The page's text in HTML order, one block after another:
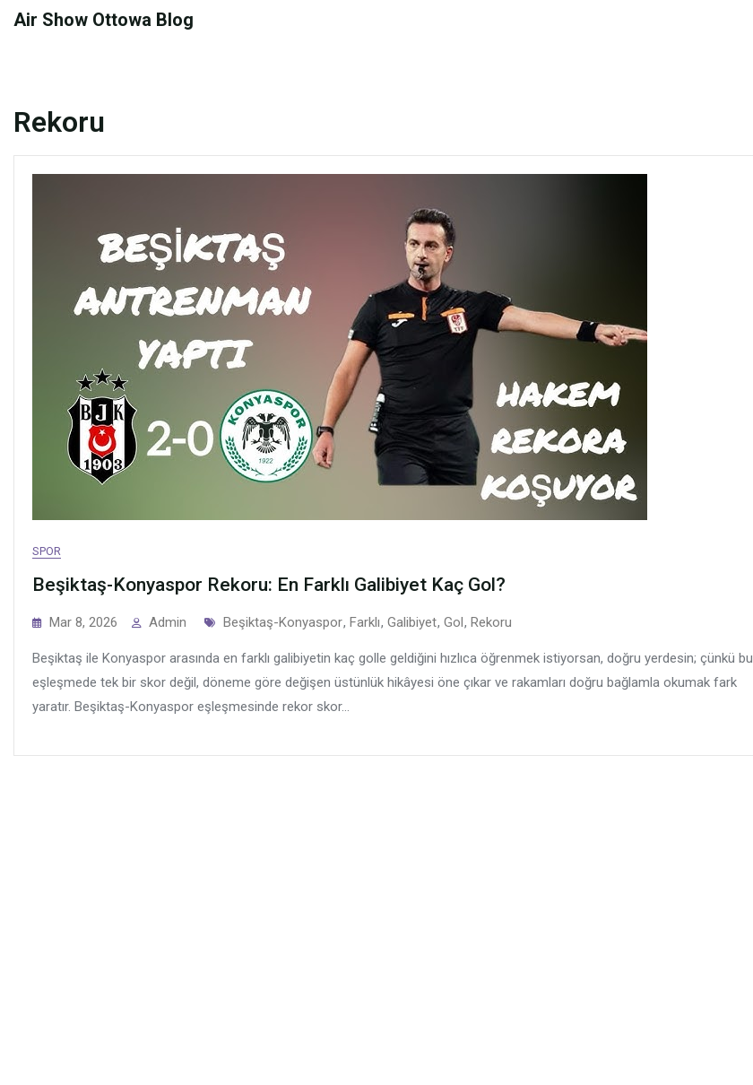
SkipAir Show Ottowa Blog
Rekoru
SPOR
Beşiktaş-Konyaspor Rekoru: En Farklı Galibiyet Kaç Gol?
Mar 8, 2026 Admin Tags
Beşiktaş-Konyaspor, Farklı, Galibiyet, Gol, Rekoru
Beşiktaş ile Konyaspor arasında en farklı galibiyetin kaç golle geldiğini hızlıca öğrenmek istiyorsan, doğru yerdesin; çünkü bu
eşleşmede tek bir skor değil, döneme göre değişen üstünlük hikâyesi öne çıkar ve rakamları doğru bağlamla okumak fark
yaratır. Beşiktaş-Konyaspor eşleşmesinde rekor skor...